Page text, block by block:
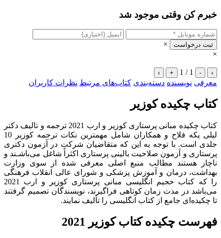
خبرم کن وقتی موجود شد
ثبت درخواست
×
×
‹
-
1 / 1
+
›
معرفی نویسنده دسته‌بندی کتاب‌های مرتبط نظرات کاربران
کتاب چکیده کوزیر
کتاب چکیده مبانی پرستاری کوزیر و ارب 2021 ترجمه و تالیف دکتر
لیلی یکه فلاح و همکاران شامل مهمترین نکات ترجمه کوزیر 10
جلدی است. ﺑﺎ ﺗﻮﺟﻪ ﺑﻪ اﯾﻦ ﮐﻪ ﻣﺘﻘﺎﺿﯿﺎن ﺷﺮﮐﺖ در آزﻣﻮن دﮐﺘﺮی
ﭘﺮﺳﺘﺎری و آزﻣﻮن ﺻﻼﺣﯿﺖ ﺑﺎﻟﯿﻨﯽ ﭘﺮﺳﺘﺎری اﮐﺜﺮاً ﺷﺎﻏﻞ ﻣﯽﺑﺎﺷـﻨﺪ و
ﻧﺎﭼﺎر ﻫﺴﺘﻨﺪ ﻣﻄﺎﻟﺐ ﻣﻨﺒﻊ اﺻﻠﯽ ﻣﻌﺮﻓﯽ ﺷﺪه از ﺳﻮی وزارت
ﺑﻬﺪاﺷﺖ، درﻣﺎن و آﻣﻮزش ﭘﺰﺷﮑﯽ و ﺷﻮرای ﻋﺎﻟﯽ اﻧﻘﻼب ﻓﺮﻫﻨﮕﯽ
را ﮐﻪ ﮐﺘﺎب ﺣﺠﯿﻢ اﻧﮕﻠﯿﺴﯽ ﻣﺒﺎﻧﯽ ﭘﺮﺳﺘﺎری ﮐﻮزﯾﺮ و ارب 2021
ﻣﯽﺑﺎﺷﺪ در ﻣﺪت زﻣﺎن ﮐﻮﺗﺎﻫﯽ ﻓﺮاﮔﯿﺮﻧﺪ، ﻧﻮﯾﺴﻨﺪﮔﺎن ﺗﺼﻤﯿﻢ ﮔﺮﻓﺘﻨﺪ
ﺗﺎ ﭼﮑﯿﺪه‌ای ﺟﺎﻣﻊ از ﮐﺘﺎب اﻧﮕﻠﯿﺴﯽ را ﺗﺄﻟﯿﻒ ﻧﻤﺎﯾﻨﺪ.
فهرست چکیده کتاب کوزیر 2021